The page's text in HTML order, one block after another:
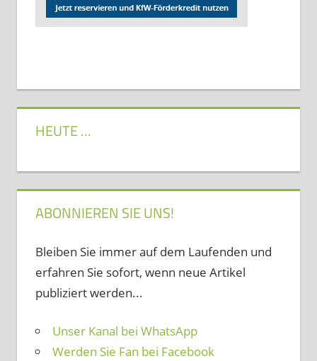
HEUTE …
ABONNIEREN SIE UNS!
Bleiben Sie immer auf dem Laufenden und
erfahren Sie sofort, wenn neue Artikel
publiziert werden...
Unser Kanal bei WhatsApp
Werden Sie Fan bei Facebook